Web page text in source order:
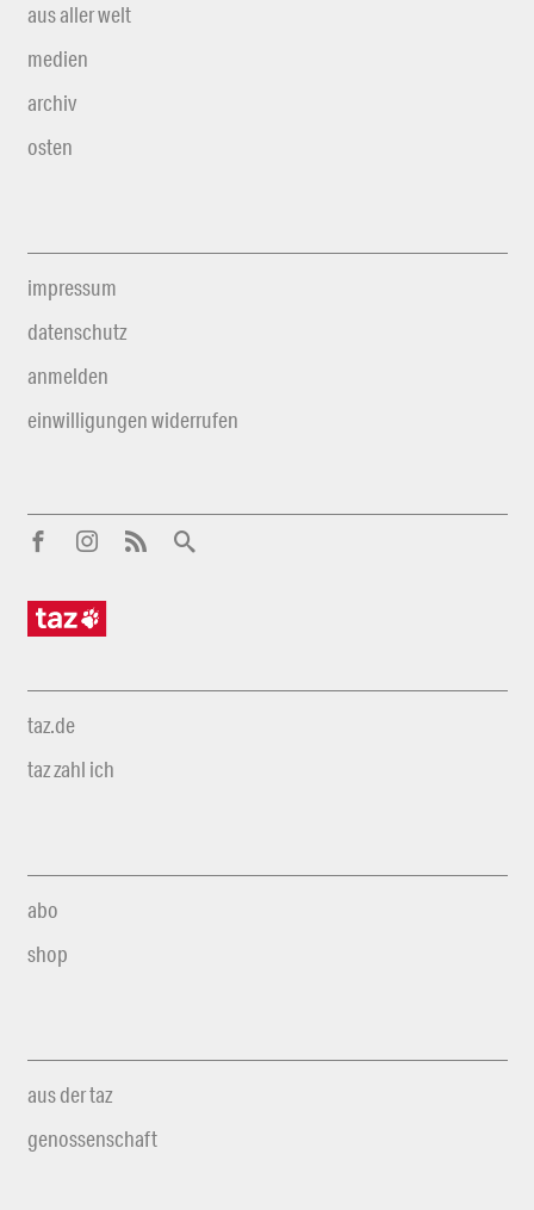
aus aller welt
medien
archiv
osten
impressum
datenschutz
anmelden
einwilligungen widerrufen
taz.de
taz zahl ich
abo
shop
aus der taz
genossenschaft